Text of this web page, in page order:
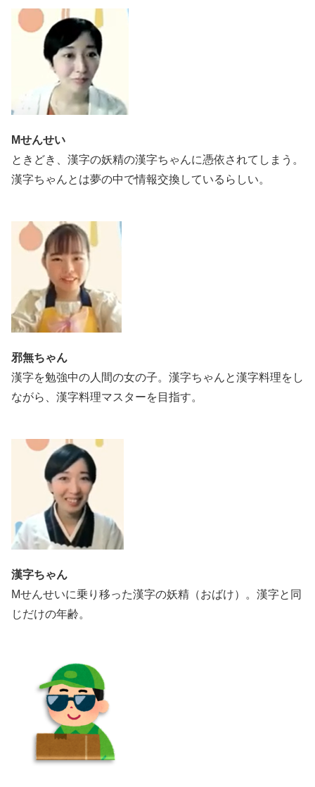
Mせんせい
ときどき、漢字の妖精の漢字ちゃんに憑依されてしまう。
漢字ちゃんとは夢の中で情報交換しているらしい。
邪無ちゃん
漢字を勉強中の人間の女の子。漢字ちゃんと漢字料理をし
ながら、漢字料理マスターを目指す。
漢字ちゃん
Mせんせいに乗り移った漢字の妖精（おばけ）。漢字と同
じだけの年齢。